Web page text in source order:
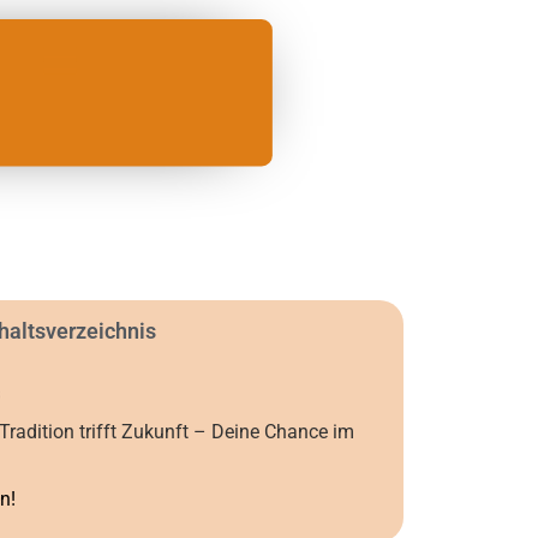
trifft Zukunft – Deine Chance im